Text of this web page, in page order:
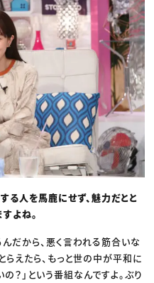
る人を馬鹿にせず、魅力だとと
よね。
だから、悪く言われる筋合いな
らえたら、もっと世の中が平和に
？」という番組なんですよ。ぶり